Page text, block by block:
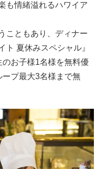
も情緒溢れるハワイア
こともあり、ディナー
ト 夏休みスペシャル』
お子様1名様を無料優
プ最大3名様まで無